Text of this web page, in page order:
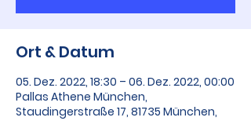
Ort & Datum
05. Dez. 2022, 18:30 – 06. Dez. 2022, 00:00
Pallas Athene München,
Staudingerstraße 17, 81735 München,